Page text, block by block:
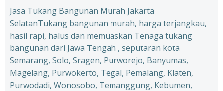
Jasa Tukang Bangunan Murah Jakarta
SelatanTukang bangunan murah, harga terjangkau,
hasil rapi, halus dan memuaskan Tenaga tukang
bangunan dari Jawa Tengah , seputaran kota
Semarang, Solo, Sragen, Purworejo, Banyumas,
Magelang, Purwokerto, Tegal, Pemalang, Klaten,
Purwodadi, Wonosobo, Temanggung, Kebumen,